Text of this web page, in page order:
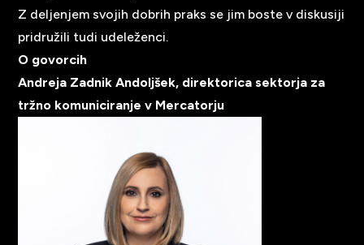
Z deljenjem svojih dobrih praks se jim boste v diskusiji
pridružili tudi udeleženci.
O govorcih
Andreja Zadnik Andoljšek, direktorica sektorja za
tržno komuniciranje v Mercatorju